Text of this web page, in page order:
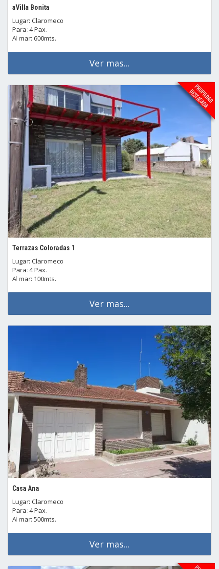
aVilla Bonita
Lugar: Claromeco
Para: 4 Pax.
Al mar: 600mts.
Ver mas...
Terrazas Coloradas 1
Lugar: Claromeco
Para: 4 Pax.
Al mar: 100mts.
Ver mas...
Casa Ana
Lugar: Claromeco
Para: 4 Pax.
Al mar: 500mts.
Ver mas...